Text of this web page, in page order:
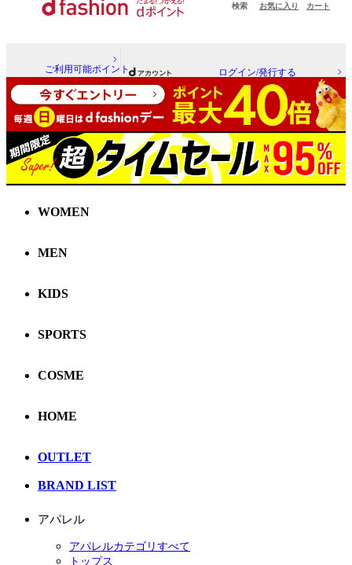
検索 お気に入り カート
ご利用可能ポイント ログイン/発行する
WOMEN
MEN
KIDS
SPORTS
COSME
HOME
OUTLET
BRAND LIST
アパレル
アパレルカテゴリすべて
トップス